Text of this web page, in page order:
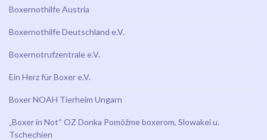
Boxernothilfe Austria
Boxernothilfe Deutschland e.V.
Boxernotrufzentrale e.V.
Ein Herz für Boxer e.V.
Boxer NOAH Tierheim Ungarn
„Boxer in Not“ OZ Donka Pomôžme boxerom, Slowakei u.
Tschechien